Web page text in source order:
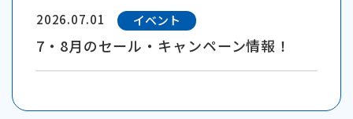
2026.07.01 イベント
7・8月のセール・キャンペーン情報！